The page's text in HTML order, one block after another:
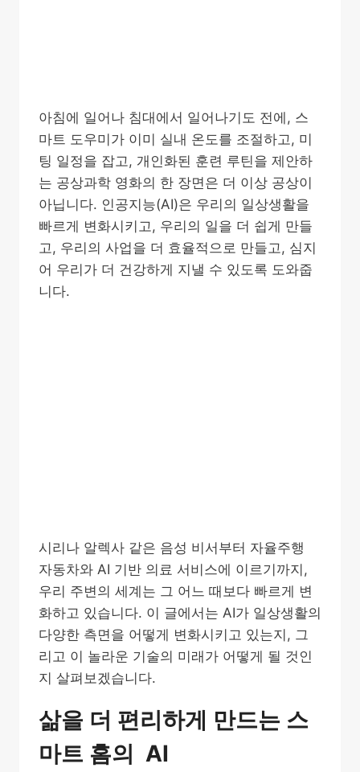
아침에 일어나 침대에서 일어나기도 전에, 스
마트 도우미가 이미 실내 온도를 조절하고, 미
팅 일정을 잡고, 개인화된 훈련 루틴을 제안하
는 공상과학 영화의 한 장면은 더 이상 공상이
아닙니다. 인공지능(AI)은 우리의 일상생활을
빠르게 변화시키고, 우리의 일을 더 쉽게 만들
고, 우리의 사업을 더 효율적으로 만들고, 심지
어 우리가 더 건강하게 지낼 수 있도록 도와줍
니다.
시리나 알렉사 같은 음성 비서부터 자율주행
자동차와 AI 기반 의료 서비스에 이르기까지,
우리 주변의 세계는 그 어느 때보다 빠르게 변
화하고 있습니다. 이 글에서는 AI가 일상생활의
다양한 측면을 어떻게 변화시키고 있는지, 그
리고 이 놀라운 기술의 미래가 어떻게 될 것인
지 살펴보겠습니다.
삶을 더 편리하게 만드는 스
마트 홈의 AI